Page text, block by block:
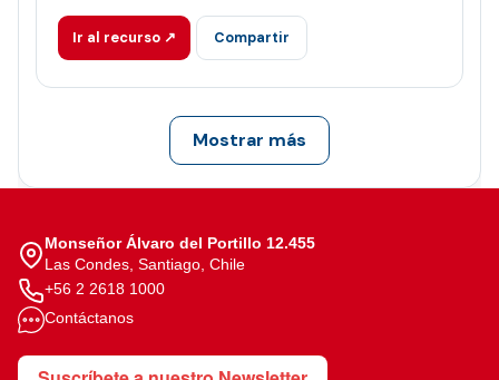
Ir al recurso ↗ Compartir
Mostrar más
Monseñor Álvaro del Portillo 12.455
Las Condes, Santiago, Chile
+56 2 2618 1000
Contáctanos